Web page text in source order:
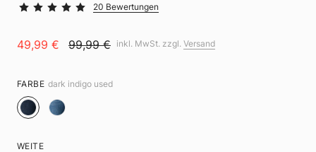
20 Bewertungen
49,99 € 99,99 € inkl. MwSt. zzgl. Versand
FARBE dark indigo used
WEITE